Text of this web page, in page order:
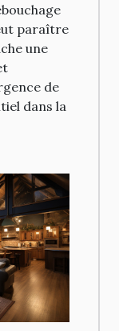
paraître
une
de
dans la